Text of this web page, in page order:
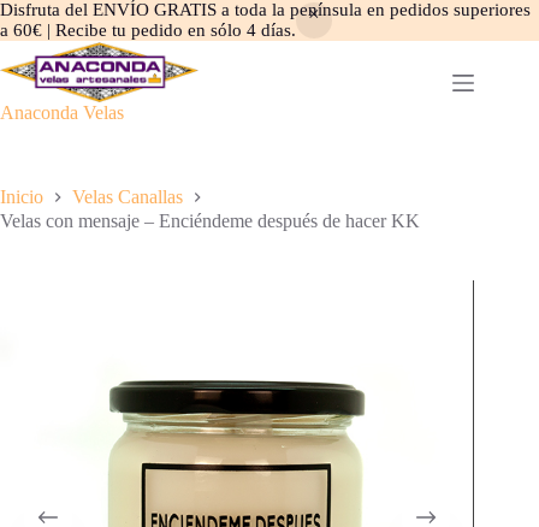
Disfruta del ENVÍO GRATIS a toda la península en pedidos superiores
a 60€ | Recibe tu pedido en sólo 4 días.
al
contenido
Anaconda Velas
Inicio
Velas Canallas
Velas con mensaje – Enciéndeme después de hacer KK